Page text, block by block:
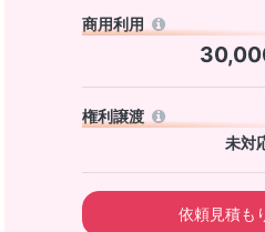
商用利用
権利譲渡
未対
依頼見積も